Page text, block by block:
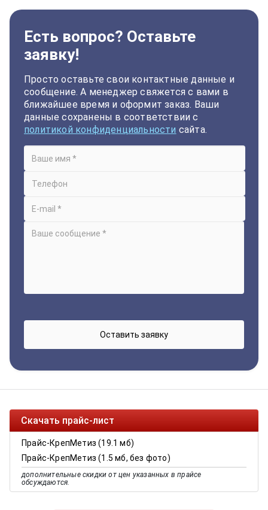
Есть вопрос? Оставьте
заявку!
Просто оставьте свои контактные данные и
сообщение. А менеджер свяжется с вами в
ближайшее время и оформит заказ. Ваши
данные сохранены в соответствии с
политикой конфиденциальности сайта.
Скачать прайс-лист
Прайс-КрепМетиз (19.1 мб)
Прайс-КрепМетиз (1.5 мб, без фото)
дополнительные скидки от цен указанных в прайсе
обсуждаются.